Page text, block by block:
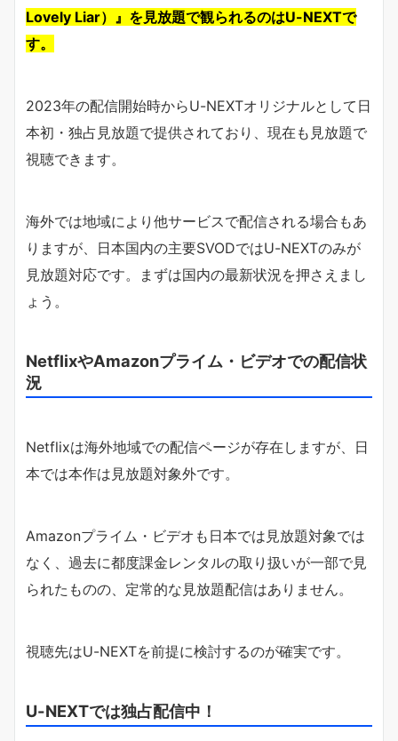
Lovely Liar）』を見放題で観られるのはU-NEXTで
す。
2023年の配信開始時からU-NEXTオリジナルとして日
本初・独占見放題で提供されており、現在も見放題で
視聴できます。
海外では地域により他サービスで配信される場合もあ
りますが、日本国内の主要SVODではU-NEXTのみが
見放題対応です。まずは国内の最新状況を押さえまし
ょう。
NetflixやAmazonプライム・ビデオでの配信状
況
Netflixは海外地域での配信ページが存在しますが、日
本では本作は見放題対象外です。
Amazonプライム・ビデオも日本では見放題対象では
なく、過去に都度課金レンタルの取り扱いが一部で見
られたものの、定常的な見放題配信はありません。
視聴先はU-NEXTを前提に検討するのが確実です。
U-NEXTでは独占配信中！